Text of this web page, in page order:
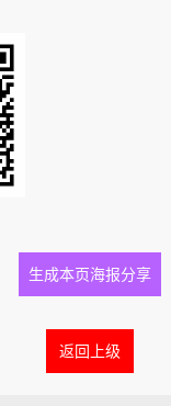
生成本页海报分享
返回上级